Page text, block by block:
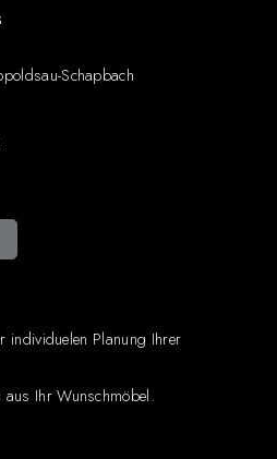
Schapbach
individuelen Planung Ihrer
aus Ihr Wunschmöbel.